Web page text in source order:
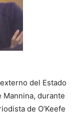
del Estado
Mannina, durante
de O’Keefe